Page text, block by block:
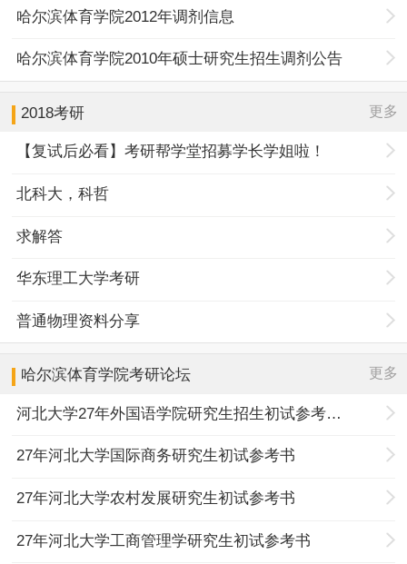
哈尔滨体育学院2012年调剂信息
哈尔滨体育学院2010年硕士研究生招生调剂公告
2018考研 更多
【复试后必看】考研帮学堂招募学长学姐啦！
北科大，科哲
求解答
华东理工大学考研
普通物理资料分享
哈尔滨体育学院考研论坛 更多
河北大学27年外国语学院研究生招生初试参考书目调整
27年河北大学国际商务研究生初试参考书
27年河北大学农村发展研究生初试参考书
27年河北大学工商管理学研究生初试参考书